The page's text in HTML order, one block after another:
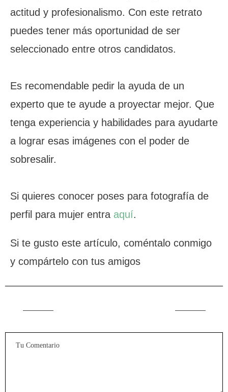
actitud y profesionalismo. Con este retrato
puedes tener más oportunidad de ser
seleccionado entre otros candidatos.
Es recomendable pedir la ayuda de un
experto que te ayude a proyectar mejor. Que
tenga experiencia y habilidades para ayudarte
a lograr esas imágenes con el poder de
sobresalir.
Si quieres conocer poses para fotografía de
perfil para mujer entra aquí.
Si te gusto este artículo, coméntalo conmigo
y compártelo con tus amigos